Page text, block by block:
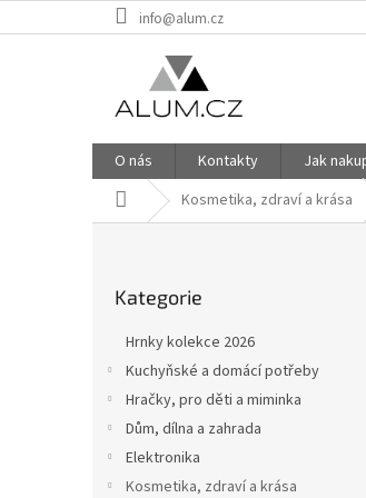
na
info@alum.cz
O nás Kontakty Jak
Domů Kosmetika, zdraví a krása
kategorie
Kategorie
Hrnky kolekce 2026
Kuchyňské a domácí potřeby
Hračky, pro děti a miminka
Dům, dílna a zahrada
Elektronika
Kosmetika, zdraví a krása